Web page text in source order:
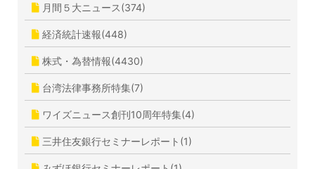
月間５大ニュース(374)
経済統計速報(448)
株式・為替情報(4430)
台湾法律事務所特集(7)
ワイズニュース創刊10周年特集(4)
三井住友銀行セミナーレポート(1)